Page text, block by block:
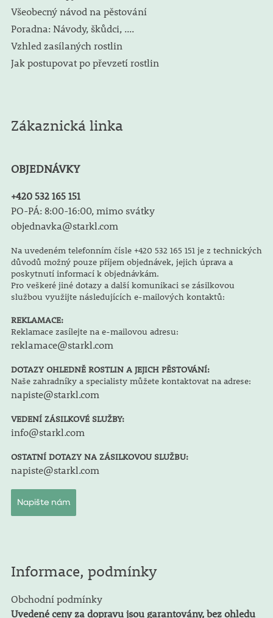
Všeobecný návod na pěstování
Poradna: Návody, škůdci, ....
Vzhled zasílaných rostlin
Jak postupovat po převzetí rostlin
Zákaznická linka
OBJEDNÁVKY
+420 532 165 151
PO-PÁ: 8:00-16:00, mimo svátky
objednavka@starkl.com
Na uvedeném telefonním čísle +420 532 165 151 je z technických
důvodů možný pouze příjem objednávek, jejich úprava a
poskytnutí informací k objednávkám.
Pro veškeré jiné dotazy a další komunikaci se zásilkovou
službou využijte následujících e-mailových kontaktů:
REKLAMACE:
Reklamace zasílejte na e-mailovou adresu:
reklamace@starkl.com
DOTAZY OHLEDNĚ ROSTLIN A JEJICH PĚSTOVÁNÍ:
Naše zahradníky a specialisty můžete kontaktovat na adrese:
napiste@starkl.com
VEDENÍ ZÁSILKOVÉ SLUŽBY:
info@starkl.com
OSTATNÍ DOTAZY NA ZÁSILKOVOU SLUŽBU:
napiste@starkl.com
Napište nám
Informace, podmínky
Obchodní podmínky
Uvedené ceny za dopravu jsou garantovány, bez ohledu